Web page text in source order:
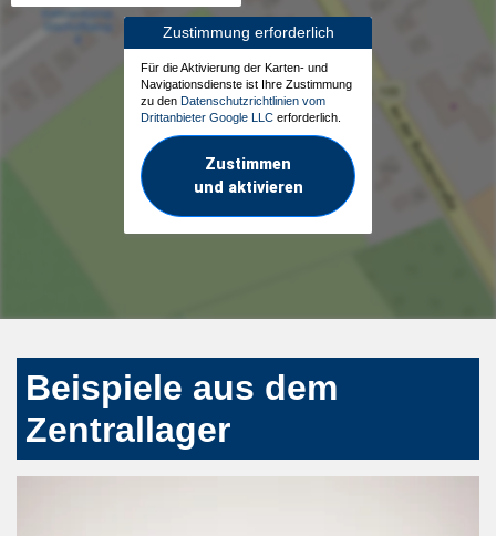
Zustimmung erforderlich
Für die Aktivierung der Karten- und
Navigationsdienste ist Ihre Zustimmung
zu den Datenschutzrichtlinien vom
Drittanbieter Google LLC erforderlich.
Zustimmen
und aktivieren
Beispiele aus dem
Zentrallager